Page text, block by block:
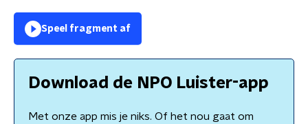
Speel fragment af
Download de NPO Luister-app
Met onze app mis je niks. Of het nou gaat om